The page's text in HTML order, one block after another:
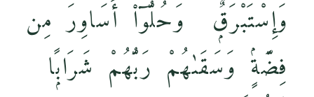
وَإِسْتَبْرَقٌۭ ۖ وَحُلُّوٓا۟ أَسَاوِرَ مِن
فِضَّةٍۢ وَسَقَىٰهُمْ رَبُّهُمْ شَرَابًۭا